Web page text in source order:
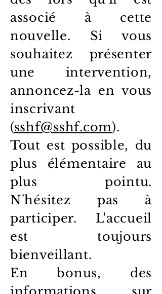
associé à cette
nouvelle. Si vous
souhaitez présenter
une intervention,
annoncez-la en vous
inscrivant
(sshf@sshf.com).
Tout est possible, du
plus élémentaire au
plus pointu.
N'hésitez pas à
participer. L'accueil
est toujours
bienveillant.
En bonus, des